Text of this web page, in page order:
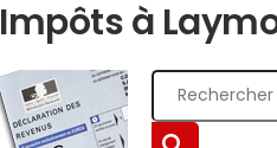
Impôts à